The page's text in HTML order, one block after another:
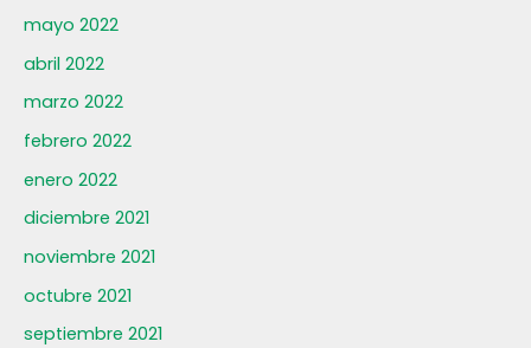
mayo 2022
abril 2022
marzo 2022
febrero 2022
enero 2022
diciembre 2021
noviembre 2021
octubre 2021
septiembre 2021